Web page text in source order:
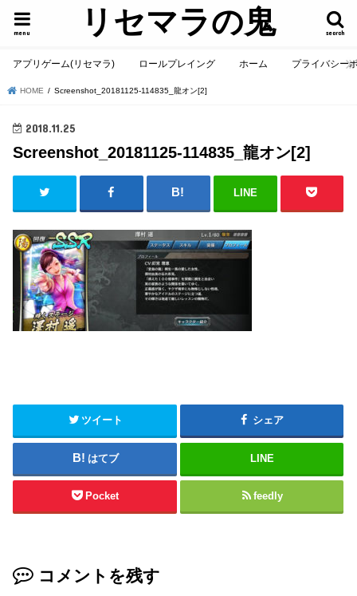
リセマラの鬼 search
menu
アプリゲーム(リセマラ) ロールプレイング ホーム プライバシー
HOME Screenshot_20181125-114835_龍オン[2]
2018.11.25
Screenshot_20181125-114835_龍オン[2]
LINE
ツイート シェア
はてブ LINE
Pocket feedly
コメントを残す